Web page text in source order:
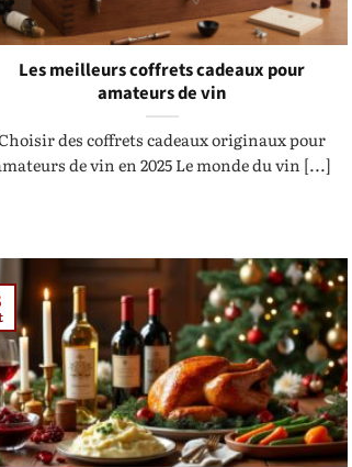
Les meilleurs coffrets cadeaux pour
amateurs de vin
des coffrets cadeaux originaux pour
de vin en 2025 Le monde du vin [...]